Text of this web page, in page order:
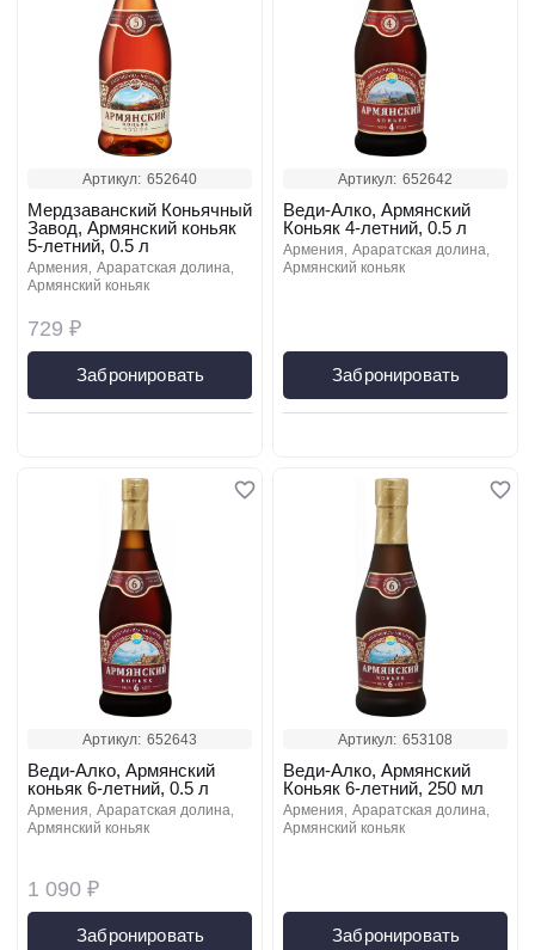
Артикул: 652640
729 ₽
Мердзаванский Коньячный
Завод, Армянский коньяк
5-летний, 0.5 л
армения
араратская долина
армянский коньяк
Забронировать
Артикул: 652642
Веди-Алко, Армянский
Коньяк 4-летний, 0.5 л
армения
араратская долина
армянский коньяк
Забронировать
Артикул: 652643
1 090 ₽
Веди-Алко, Армянский
коньяк 6-летний, 0.5 л
армения
араратская долина
армянский коньяк
Забронировать
Артикул: 653108
Веди-Алко, Армянский
Коньяк 6-летний, 250 мл
армения
араратская долина
армянский коньяк
Забронировать